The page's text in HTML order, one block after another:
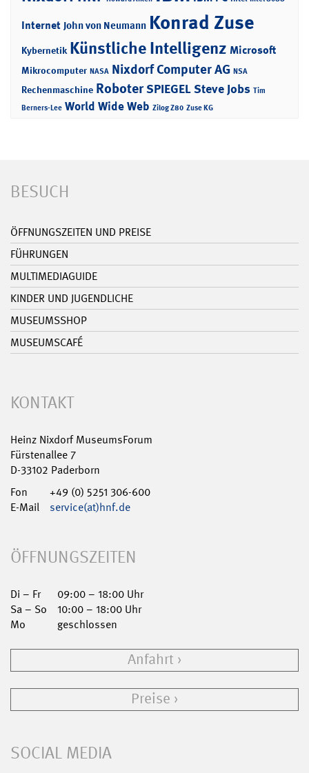
Internet John von Neumann Konrad Zuse
Kybernetik Künstliche Intelligenz Microsoft
Mikrocomputer NASA Nixdorf Computer AG NSA
Rechenmaschine RoboterSPIEGELSteve Jobs Tim
Berners-Lee World Wide Web Zilog Z80 Zuse KG
BESUCH
ÖFFNUNGSZEITEN UND PREISE
FÜHRUNGEN
MULTIMEDIAGUIDE
KINDER UND JUGENDLICHE
MUSEUMSSHOP
MUSEUMSCAFÉ
KONTAKT
Heinz Nixdorf MuseumsForum
Fürstenallee 7
D-33102 Paderborn
Fon
+49 (0) 5251 306-600
E-Mail
service(at)hnf.de
ÖFFNUNGSZEITEN
Di – Fr
09:00 – 18:00 Uhr
Sa – So
10:00 – 18:00 Uhr
Mo
geschlossen
Anfahrt
Preise
SOCIAL MEDIA